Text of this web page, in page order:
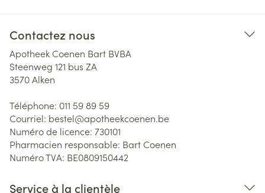
Contactez nous
Apotheek Coenen Bart BVBA
Steenweg 121 bus ZA
3570Alken
Téléphone: 011 59 89 59
Courriel: bestel@apotheekcoenen.be
Numéro de licence: 730101
Pharmacien responsable: Bart Coenen
Numéro TVA: BE0809150442
Service à la clientèle